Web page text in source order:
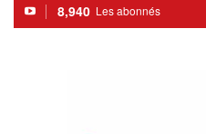
8,940 Les abonnés